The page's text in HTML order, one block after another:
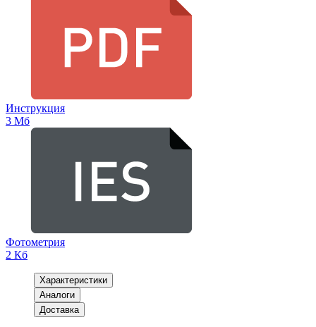
Инструкция
3 Мб
Фотометрия
2 Кб
Характеристики
Аналоги
Доставка